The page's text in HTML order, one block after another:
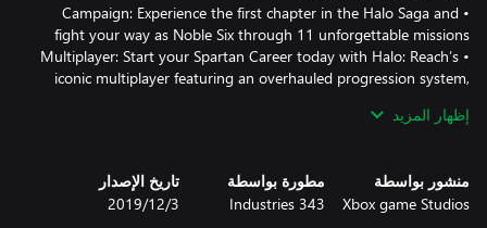
• Campaign: Experience the first chapter in the Halo Saga and
• Multiplayer: Start your Spartan Career today with Halo: Reach’s
iconic multiplayer featuring an overhauled progression system,
maps, as well as classic game modes such as Firefight and
types that have been migrated over from Halo: Reach on Xbox
إظهار المزيد
منشور بواسطة
Xbox game Studios
مطورة بواسطة
343 Industries
تاريخ الإصدار
3‏/12‏/2019